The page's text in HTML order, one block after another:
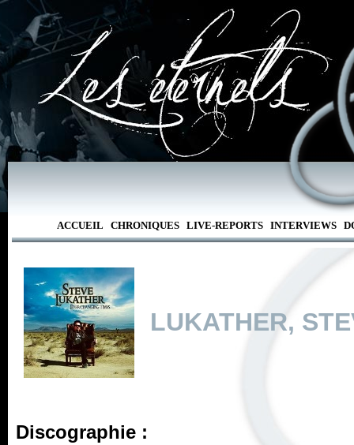
ACCUEIL CHRONIQUES LIVE-REPORTS INTERVIEWS
LUKATHER,
Discographie :